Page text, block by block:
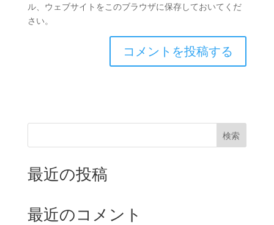
ル、ウェブサイトをこのブラウザに保存しておいてくだ
さい。
検索
最近の投稿
最近のコメント